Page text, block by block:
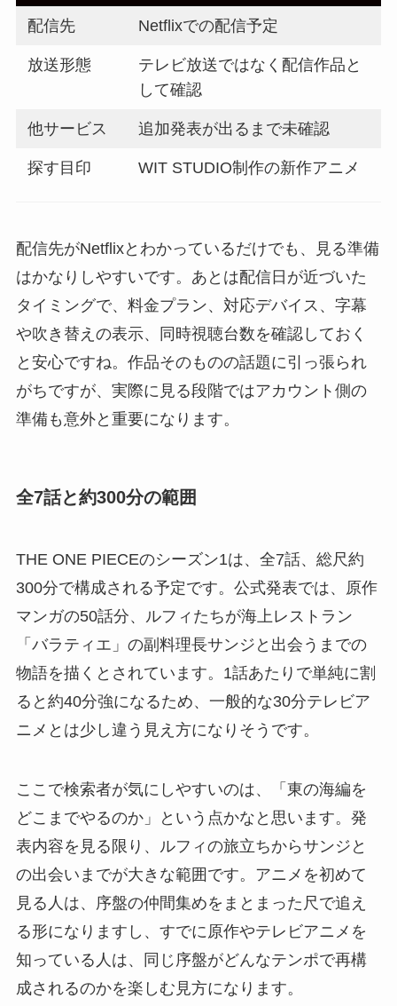
配信先 Netflixでの配信予定
放送形態
テレビ放送ではなく配信作品と
して確認
他サービス 追加発表が出るまで未確認
探す目印 WIT STUDIO制作の新作アニメ
配信先がNetflixとわかっているだけでも、見る準備
はかなりしやすいです。あとは配信日が近づいた
タイミングで、料金プラン、対応デバイス、字幕
や吹き替えの表示、同時視聴台数を確認しておく
と安心ですね。作品そのものの話題に引っ張られ
がちですが、実際に見る段階ではアカウント側の
準備も意外と重要になります。
全7話と約300分の範囲
THE ONE PIECEのシーズン1は、全7話、総尺約
300分で構成される予定です。公式発表では、原作
マンガの50話分、ルフィたちが海上レストラン
「バラティエ」の副料理長サンジと出会うまでの
物語を描くとされています。1話あたりで単純に割
ると約40分強になるため、一般的な30分テレビア
ニメとは少し違う見え方になりそうです。
ここで検索者が気にしやすいのは、「東の海編を
どこまでやるのか」という点かなと思います。発
表内容を見る限り、ルフィの旅立ちからサンジと
の出会いまでが大きな範囲です。アニメを初めて
見る人は、序盤の仲間集めをまとまった尺で追え
る形になりますし、すでに原作やテレビアニメを
知っている人は、同じ序盤がどんなテンポで再構
成されるのかを楽しむ見方になります。